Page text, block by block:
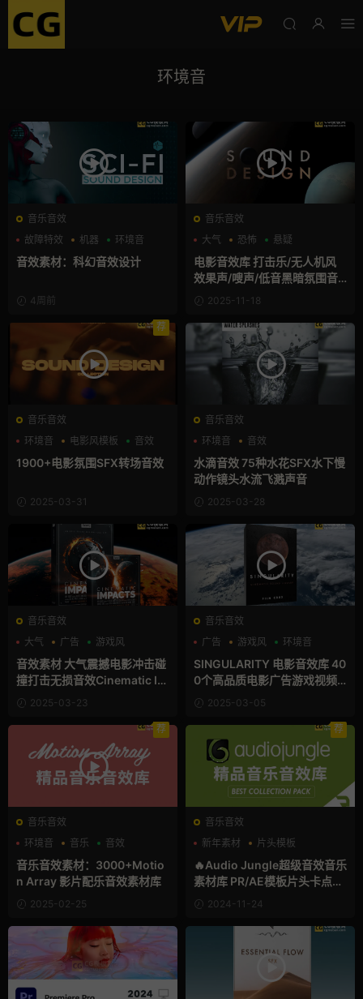
环境音
音乐音效
故障特效
机器 环境音
音效素材：科幻音效设计
4周前
音乐音效
大气
恐怖 悬疑
电影音效库 打击乐/无人机风
效果声/嗖声/低音黑暗氛围音
效 2025-11-18
音乐音效
环境音
电影风模板 音效
1900+电影氛围SFX转场音效
2025-03-31
荐
音乐音效
环境音
音效
水滴音效 75种水花SFX水下慢
动作镜头水流飞溅声音
2025-03-28
音乐音效
大气
广告 游戏风
音效素材 大气震撼电影冲击碰
撞打击无损音效Cinematic Im
pacts2025-03-23
音乐音效
广告
游戏风 环境音
SINGULARITY 电影音效库 40
0个高品质电影广告游戏视频
背音频素材
2025-03-05
音乐音效
环境音
音乐 音效
音乐音效素材：3000+Motio
n Array 影片配乐音效素材库
2025-02-25
荐
音乐音效
新年素材
片头模板
环境音
🔥Audio Jungle超级音效音乐
素材库 PR/AE模板片头卡点音
乐影视宣传片后期配乐
2024-11-24
荐